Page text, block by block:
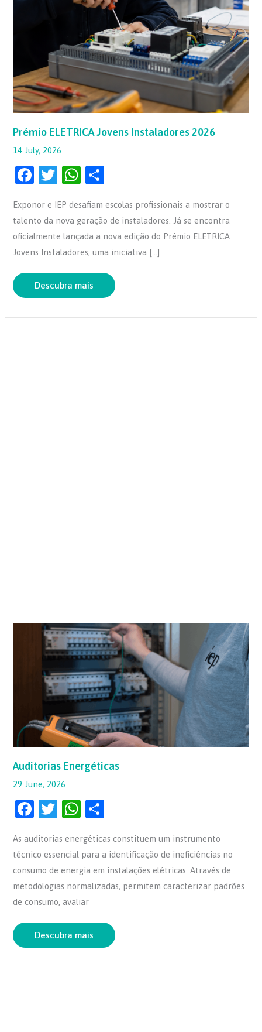
Prémio ELETRICA Jovens Instaladores 2026
14 July, 2026
F
c
e
b
o
o
T
itt
er
W
at
s
A
p
p
ar
e
Exponor e IEP desafiam escolas profissionais a mostrar o
talento da nova geração de instaladores. Já se encontra
oficialmente lançada a nova edição do Prémio ELETRICA
Jovens Instaladores, uma iniciativa […]
Descubra mais
Auditorias Energéticas
29 June, 2026
F
c
e
b
o
o
k
T
itt
er
W
at
s
A
p
p
ar
e
As auditorias energéticas constituem um instrumento
técnico essencial para a identificação de ineficiências no
consumo de energia em instalações elétricas. Através de
metodologias normalizadas, permitem caracterizar padrões
de consumo, avaliar
Auditorias
Energéticas
Descubra mais